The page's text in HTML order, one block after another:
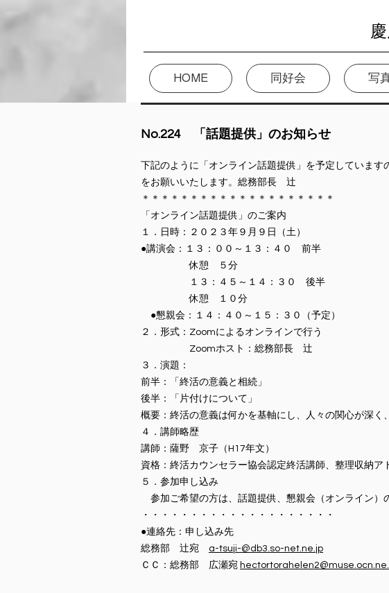
HOME 同好会 写
​No.224 「話題提供」のお知らせ
下記のように「オンライン話題提供」を予定していま
をお願いいたします。総務部長 辻
＊＊＊＊＊＊＊＊＊＊＊＊＊＊＊＊＊＊＊＊
「オンライン話題提供」のご案内
１．日時：２０２３年９月９日（土）
●講演会：１３：００～１３：４０ 前半
休憩 ５分
１３：４５～１４：３０ 後半
休憩 １０分
●懇親会：１４：４０～１５：３０（予定）
２．形式：Zoomによるオンラインで行う
Zoomホスト：総務部長 辻
３．演題：
前半：「終活の意義と相続」
後半：「片付けについて」
概要：終活の意義は何かを基軸にし、人々の関心が深く
４．講師略歴
講師：薩野 京子（H17年文）
資格：終活カウンセラー協会認定終活講師、整理収納ア
５．参加申し込み
参加ご希望の方は、話題提供、懇親会（オンライン）
・・・・・・・・・・・・・・・・・・・・
●連絡先：申し込み先
総務部 辻宛 a-tsuji-@db3.so-net.ne.jp
ＣＣ：総務部 広瀬宛